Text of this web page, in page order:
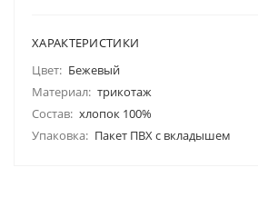
ХАРАКТЕРИСТИКИ
Цвет: Бежевый
Материал: трикотаж
Состав: хлопок 100%
Упаковка: Пакет ПВХ с вкладышем